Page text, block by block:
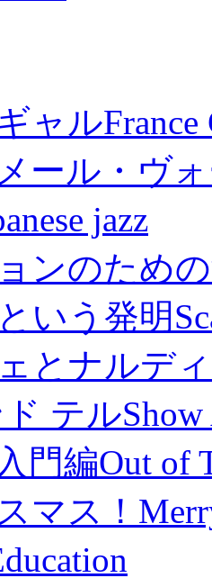
ャルFrance
ール・ヴ
jazz
ンのため
いう発明
とナルデ
テル
門編Out of
マス！